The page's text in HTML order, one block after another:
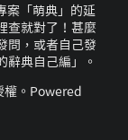
案「萌典」的延
查就對了！甚麼
問，或者自己發
辭典自己編」。
權。Powered